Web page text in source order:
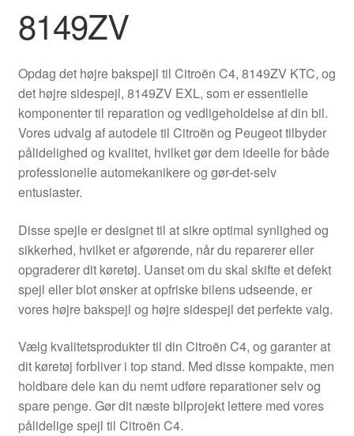
Kasse
Klageprocedure
Kontakte
Kurv
Levering
Min Konto
Om os
Privatlivspolitik
Vilkår og betingelser
8149ZV
Opdag det højre bakspejl til Citroën C4, 8149ZV KTC, og
det højre sidespejl, 8149ZV EXL, som er essentielle
komponenter til reparation og vedligeholdelse af din bil.
Vores udvalg af autodele til Citroën og Peugeot tilbyder
pålidelighed og kvalitet, hvilket gør dem ideelle for både
professionelle automekanikere og gør-det-selv
entusiaster.
Disse spejle er designet til at sikre optimal synlighed og
sikkerhed, hvilket er afgørende, når du reparerer eller
opgraderer dit køretøj. Uanset om du skal skifte et defekt
spejl eller blot ønsker at opfriske bilens udseende, er
vores højre bakspejl og højre sidespejl det perfekte valg.
Vælg kvalitetsprodukter til din Citroën C4, og garanter at
dit køretøj forbliver i top stand. Med disse kompakte, men
holdbare dele kan du nemt udføre reparationer selv og
spare penge. Gør dit næste bilprojekt lettere med vores
pålidelige spejl til Citroën C4.